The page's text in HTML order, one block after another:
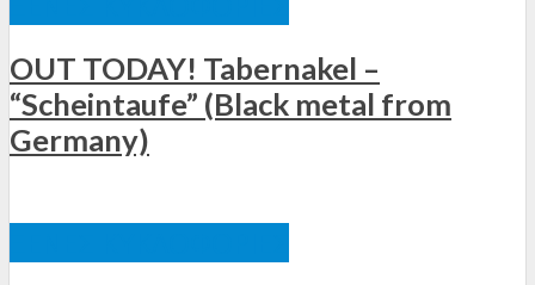
OUT TODAY! Tabernakel –
“Scheintaufe” (Black metal from
Germany)